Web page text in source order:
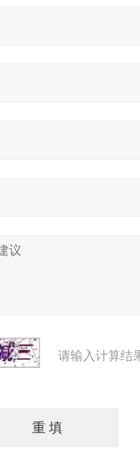
请输入计算结